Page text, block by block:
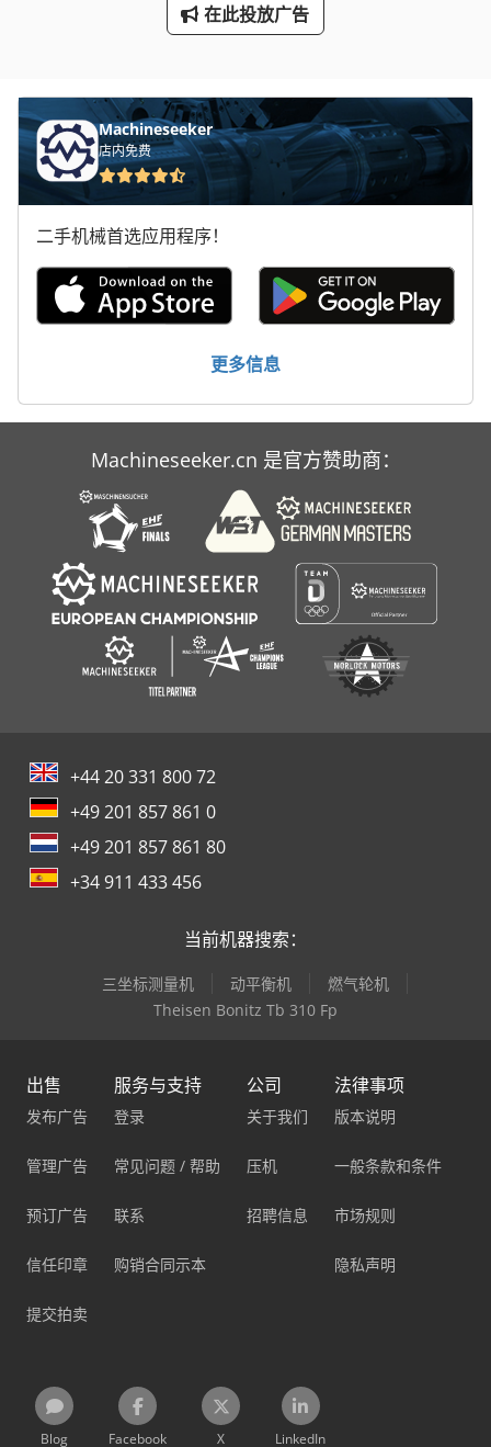
轮式挖掘机
在此投放广告
Machineseeker
店内免费
二手机械首选应用程序！
更多信息
Machineseeker.cn 是官方赞助商：
+44 20 331 800 72
+49 201 857 861 0
+49 201 857 861 80
+34 911 433 456
当前机器搜索：
三坐标测量机 动平衡机
燃气轮机
Theisen Bonitz Tb 310 Fp
出售
发布广告
管理广告
预订广告
信任印章
提交拍卖
服务与支持
登录
常见问题 / 帮助
联系
购销合同示本
公司
关于我们
压机
招聘信息
法律事项
版本说明
一般条款和条件
市场规则
隐私声明
Blog Facebook X LinkedIn